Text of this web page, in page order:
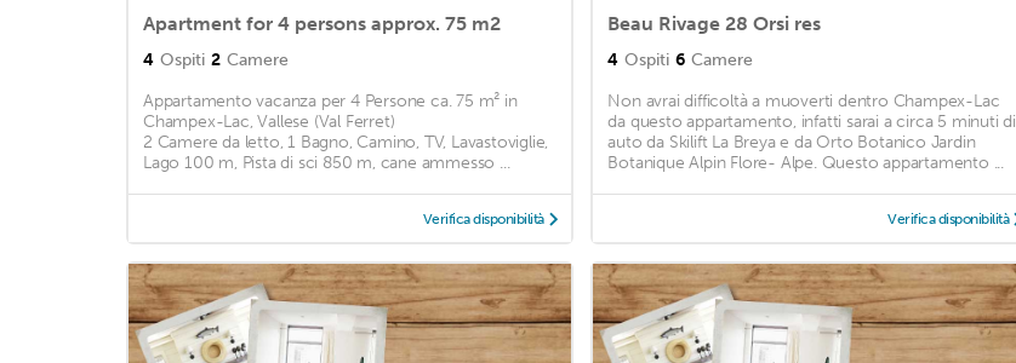
Apartment for 4 persons approx. 75 m2
4 Ospiti 2 Camere
Appartamento vacanza per 4 Persone ca. 75 m² in
Champex-Lac, Vallese (Val Ferret)
2 Camere da letto, 1 Bagno, Camino, TV, Lavastoviglie,
Lago 100 m, Pista di sci 850 m, cane ammesso ...
Verifica disponibilità
Beau Rivage 28 Orsi res
4 Ospiti 6 Camere
Non avrai difficoltà a muoverti dentro Champex-Lac
da questo appartamento, infatti sarai a circa 5 minuti di
auto da Skilift La Breya e da Orto Botanico Jardin
Botanique Alpin Flore- Alpe. Questo appartamento ...
Verifica disponibilità